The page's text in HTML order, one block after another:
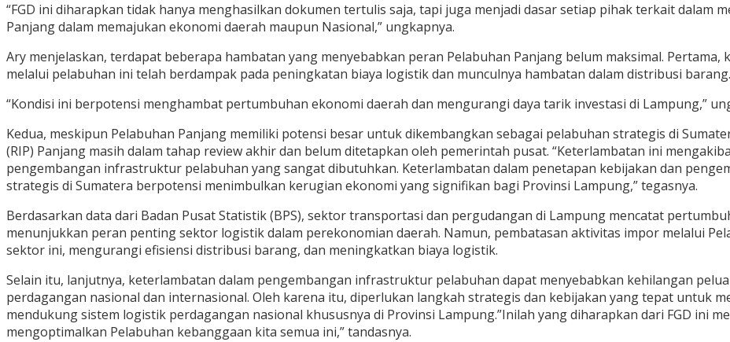
“FGD ini diharapkan tidak hanya menghasilkan dokumen tertulis saja, tapi juga menjadi dasar setiap pihak terkait dalam
Panjang dalam memajukan ekonomi daerah maupun Nasional,” ungkapnya.
Ary menjelaskan, terdapat beberapa hambatan yang menyebabkan peran Pelabuhan Panjang belum maksimal.
melalui pelabuhan ini telah berdampak pada peningkatan biaya logistik dan munculnya hambatan dalam distribusi barang.
“Kondisi ini berpotensi menghambat pertumbuhan ekonomi daerah dan mengurangi daya tarik investasi di Lampung,”
Kedua, meskipun Pelabuhan Panjang memiliki potensi besar untuk dikembangkan sebagai pelabuhan strategis di
(RIP) Panjang masih dalam tahap review akhir dan belum ditetapkan oleh pemerintah pusat. “Keterlambatan ini
pengembangan infrastruktur pelabuhan yang sangat dibutuhkan. Keterlambatan dalam penetapan kebijakan dan
strategis di Sumatera berpotensi menimbulkan kerugian ekonomi yang signifikan bagi Provinsi Lampung,” tegasnya.
Berdasarkan data dari Badan Pusat Statistik (BPS), sektor transportasi dan pergudangan di Lampung mencatat
menunjukkan peran penting sektor logistik dalam perekonomian daerah. Namun, pembatasan aktivitas impor melalui
sektor ini, mengurangi efisiensi distribusi barang, dan meningkatkan biaya logistik.
Selain itu, lanjutnya, keterlambatan dalam pengembangan infrastruktur pelabuhan dapat menyebabkan kehilangan
perdagangan nasional dan internasional. Oleh karena itu, diperlukan langkah strategis dan kebijakan yang tepat untuk
mendukung sistem logistik perdagangan nasional khususnya di Provinsi Lampung.”Inilah yang diharapkan dari FGD ini
mengoptimalkan Pelabuhan kebanggaan kita semua ini,” tandasnya.